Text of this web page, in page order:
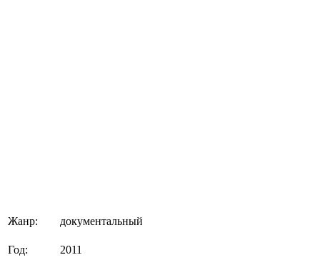
Жанр: документальный
Год: 2011